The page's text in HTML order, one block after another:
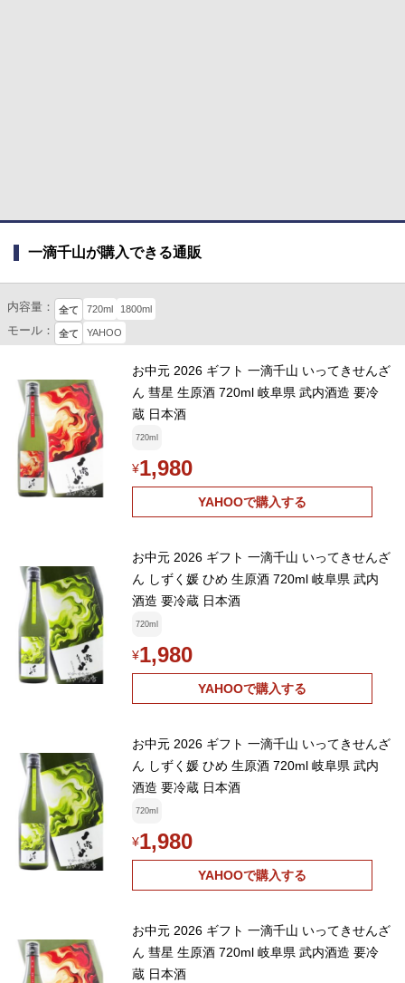
一滴千山が購入できる通販
内容量： 全て 720ml 1800ml
モール： 全て YAHOO
お中元 2026 ギフト 一滴千山 いってきせんざ
ん 彗星 生原酒 720ml 岐阜県 武内酒造 要冷
蔵 日本酒
720ml
¥1,980
YAHOOで購入する
お中元 2026 ギフト 一滴千山 いってきせんざ
ん しずく媛 ひめ 生原酒 720ml 岐阜県 武内
酒造 要冷蔵 日本酒
720ml
¥1,980
YAHOOで購入する
お中元 2026 ギフト 一滴千山 いってきせんざ
ん しずく媛 ひめ 生原酒 720ml 岐阜県 武内
酒造 要冷蔵 日本酒
720ml
¥1,980
YAHOOで購入する
お中元 2026 ギフト 一滴千山 いってきせんざ
ん 彗星 生原酒 720ml 岐阜県 武内酒造 要冷
蔵 日本酒